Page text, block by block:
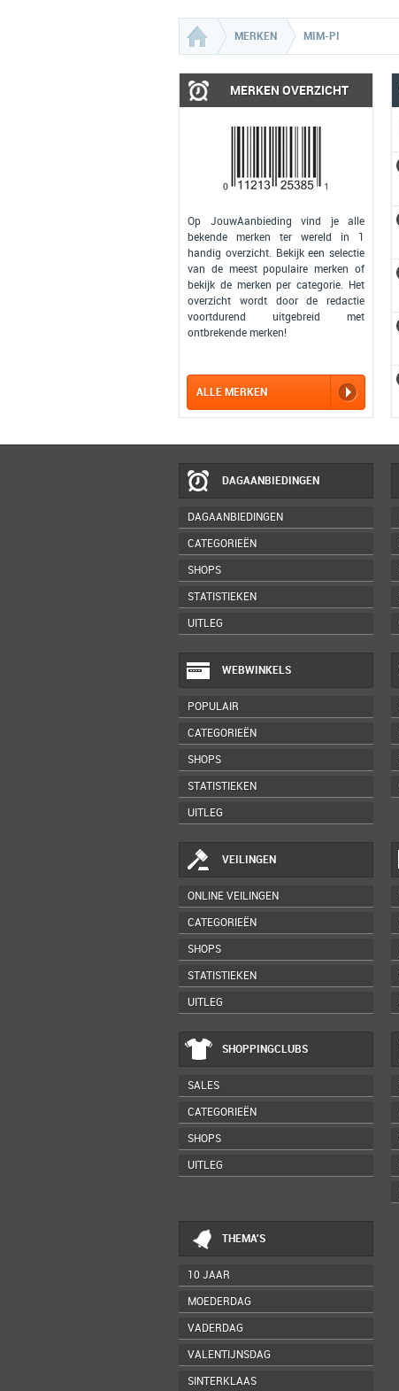
MERKEN MIM-PI
MERKEN OVERZICHT
Op JouwAanbieding vind je alle
bekende merken ter wereld in 1
handig overzicht. Bekijk een selectie
van de meest populaire merken of
bekijk de merken per categorie. Het
overzicht wordt door de redactie
voortdurend uitgebreid met
ontbrekende merken!
ALLE MERKEN
DAGAANBIEDINGEN
DAGAANBIEDINGEN
CATEGORIEËN
SHOPS
STATISTIEKEN
UITLEG
WEBWINKELS
POPULAIR
CATEGORIEËN
SHOPS
STATISTIEKEN
UITLEG
VEILINGEN
ONLINE VEILINGEN
CATEGORIEËN
SHOPS
STATISTIEKEN
UITLEG
SHOPPINGCLUBS
SALES
CATEGORIEËN
SHOPS
UITLEG
THEMA'S
10 JAAR
MOEDERDAG
VADERDAG
VALENTIJNSDAG
SINTERKLAAS